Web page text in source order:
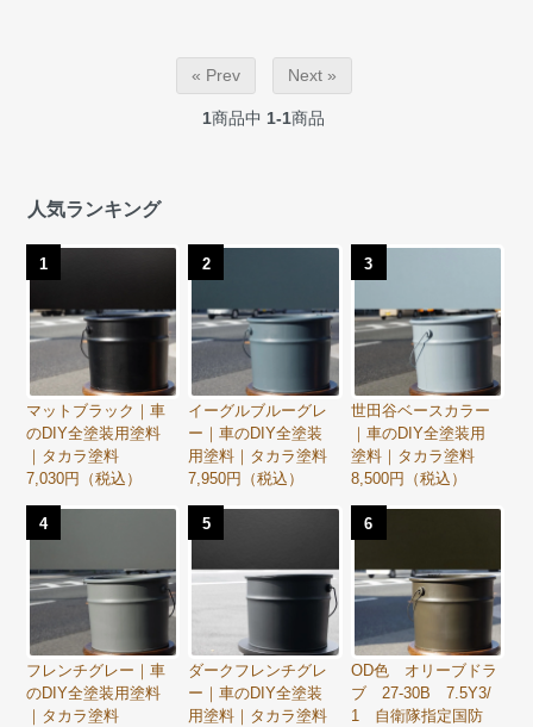
« Prev Next »
1商品中 1-1商品
人気ランキング
1
マットブラック｜車
のDIY全塗装用塗料
｜タカラ塗料
7,030円（税込）
2
イーグルブルーグレ
ー｜車のDIY全塗装
用塗料｜タカラ塗料
7,950円（税込）
3
世田谷ベースカラー
｜車のDIY全塗装用
塗料｜タカラ塗料
8,500円（税込）
4
フレンチグレー｜車
のDIY全塗装用塗料
｜タカラ塗料
5
ダークフレンチグレ
ー｜車のDIY全塗装
用塗料｜タカラ塗料
6
OD色 オリーブドラ
ブ 27-30B 7.5Y3/
1 自衛隊指定国防